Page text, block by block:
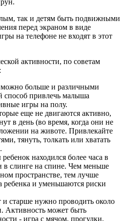
так и детям быть подвижными
перед экраном в виде
на телефоне не входят в этот
активности, по советам
больше и различными
способ привлечь малыша
игры на полу.
еще не двигаются активно,
в день (во время, когда они не
на животе. Привлекайте
тянуть, толкать или хватать
находился более часа в
в слинге на спине. Чем меньше
пространстве, тем лучше
ребенка и уменьшаются риски
и старше нужно проводить около
Активность может быть
- игра с мячом, прогулки,